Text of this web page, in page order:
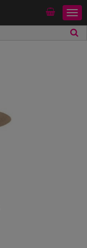
Mon compte